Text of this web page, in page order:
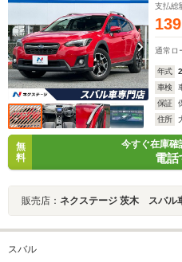
支払総
通常ロ
年式
車検
保証
住所
無
料
今すぐ在庫確
電話
販売店： ネクステージ 茨木 スバル
スバル